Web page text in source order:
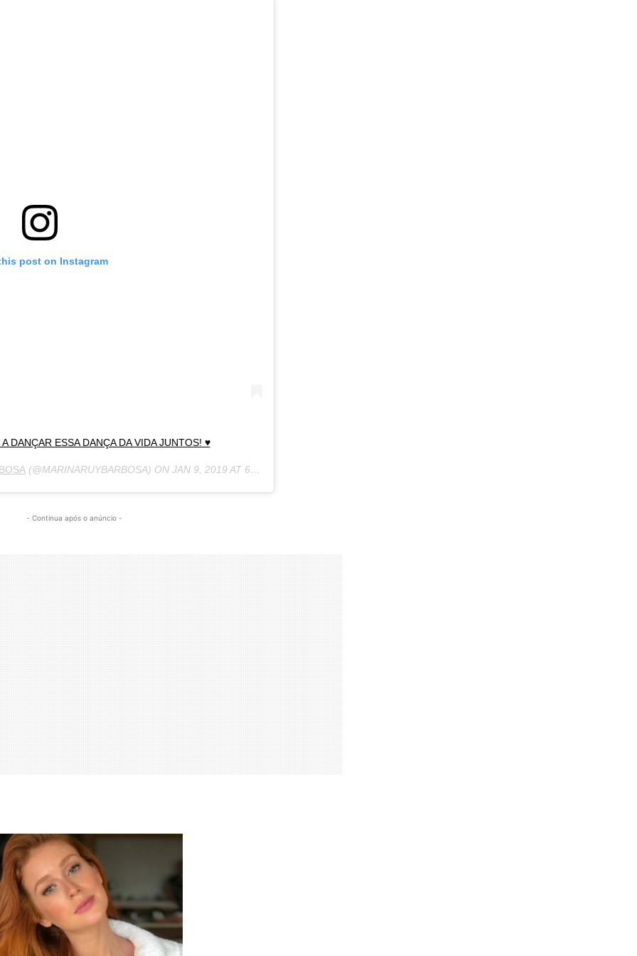
post on Instagram
DANÇAR ESSA DANÇA DA VIDA JUNTOS! ♥️
(@MARINARUYBARBOSA) ON JAN 9, 2019 AT 6:21PM PST
- Continua após o anúncio -